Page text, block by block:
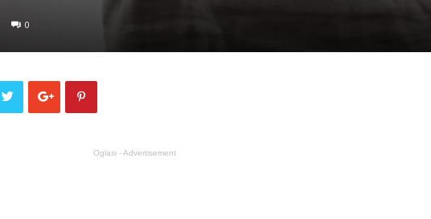
0
Oglasi - Advertisement